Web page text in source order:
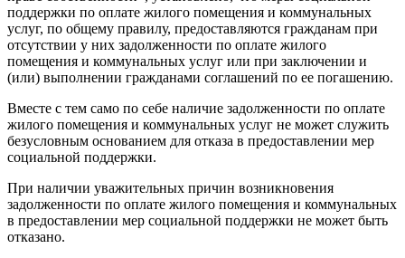
поддержки по оплате жилого помещения и коммунальных
услуг, по общему правилу, предоставляются гражданам при
отсутствии у них задолженности по оплате жилого
помещения и коммунальных услуг или при заключении и
(или) выполнении гражданами соглашений по ее погашению.
Вместе с тем само по себе наличие задолженности по оплате
жилого помещения и коммунальных услуг не может служить
безусловным основанием для отказа в предоставлении мер
социальной поддержки.
При наличии уважительных причин возникновения
задолженности по оплате жилого помещения и коммунальных
в предоставлении мер социальной поддержки не может быть
отказано.